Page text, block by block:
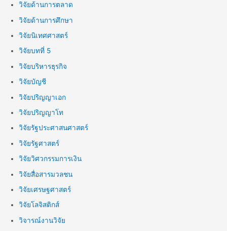
วิจัยด้านการตลาด
วิจัยด้านการศึกษา
วิจัยนิเทศศาสตร์
วิจัยบทที่ 5
วิจัยบริหารธุรกิจ
วิจัยบัญชี
วิจัยปริญญาเอก
วิจัยปริญญาโท
วิจัยรัฐประศาสนศาสตร์
วิจัยรัฐศาสตร์
วิจัยวิศวกรรมการเงิน
วิจัยสื่อสารมวลชน
วิจัยเศรษฐศาสตร์
วิจัยโลจิสติกส์
วิจารณ์งานวิจัย